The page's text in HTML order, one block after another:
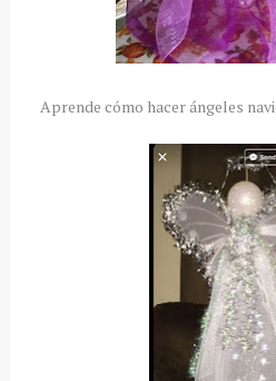
Aprende cómo hacer ángeles